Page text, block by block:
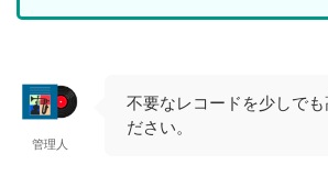
管理人
不要なレコードを少しでも
ださい。